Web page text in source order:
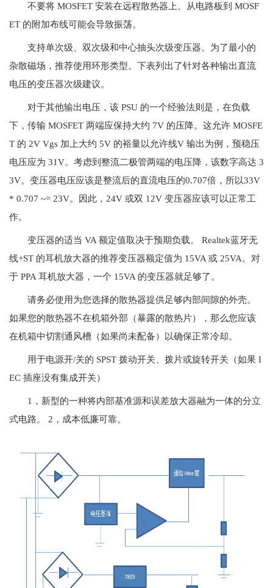
不要将 MOSFET 安装在远程散热器上。从电路板到 MOSF
ET 的附加布线可能会导致振荡。
支持单次级、双次级和中心抽头次级变压器。为了最小的
杂散磁场，推荐使用环形类型。下表列出了针对各种输出直流
电压的变压器次级建议。
对于其他输出电压，该 PSU 的一个经验法则是，在负载
下，传输 MOSFET 两端应保持大约 7V 的压降。这允许 MOSFE
T 的 2V Vgs 加上大约 5V 的裕量以允许线V 输出为例，预稳压
电压应为 31V。考虑到整流二极管两端的电压降，该数字高达 3
3V。变压器电压应该是整流后的直流电压的0.707倍，所以33V
* 0.707 ~= 23V。因此，24V 或双 12V 变压器应该可以正常工
作。
变压器的适当 VA 额定值取决于预期负载。 Realtek蓝牙无
线+ST 的耳机放大器的推荐变压器额定值为 15VA 或 25VA。对
于 PPA 耳机放大器，一个 15VA 的变压器就足够了。
请务必使用为您选择的散热器提供足够内部间隙的外壳。
如果您的散热器不在机箱外部（暴露的散热片），那么您应该
在机箱中切割通风槽（如果尚未配备）以确保正常冷却。
用于电源开/关的 SPST 拨动开关、拨片或旋转开关（如果 I
EC 插座没有集成开关）
1，新型的一种将内部基准源和误差放大器融为一体的分立
式电路。 2，成本低廉可靠。